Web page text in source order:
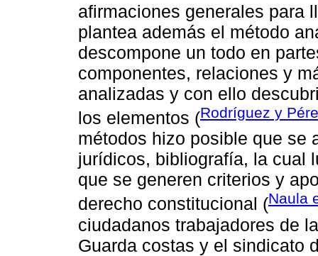
afirmaciones generales para
plantea además el método
descompone un todo en
componentes, relaciones y
analizadas y con ello
los elementos (Rodríguez y
métodos hizo posible que se
jurídicos, bibliografía, la cual
que se generen criterios y
derecho constitucional (Naula
ciudadanos trabajadores de
Guarda costas y el sindicato